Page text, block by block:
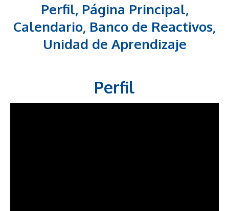
Perfil, Página Principal,
Calendario, Banco de Reactivos,
Unidad de Aprendizaje
Perfil